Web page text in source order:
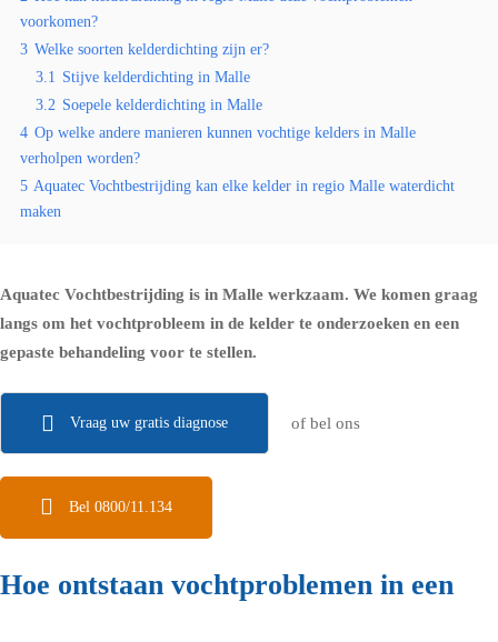
voorkomen?
3 Welke soorten kelderdichting zijn er?
3.1 Stijve kelderdichting in Malle
3.2 Soepele kelderdichting in Malle
4 Op welke andere manieren kunnen vochtige kelders in Malle
verholpen worden?
5 Aquatec Vochtbestrijding kan elke kelder in regio Malle waterdicht
maken
Aquatec Vochtbestrijding is in Malle werkzaam. We komen graag
langs om het vochtprobleem in de kelder te onderzoeken en een
gepaste behandeling voor te stellen.
Vraag uw gratis diagnose of bel ons
Bel 0800/11.134
Hoe ontstaan vochtproblemen in een